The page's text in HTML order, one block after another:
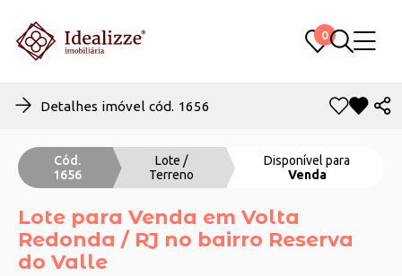
0
0
Detalhes imóvel cód. 1656
Cód.
1656
Lote /
Terreno
Disponível para
Venda
Lote para Venda em Volta
Redonda / RJ no bairro Reserva
do Valle